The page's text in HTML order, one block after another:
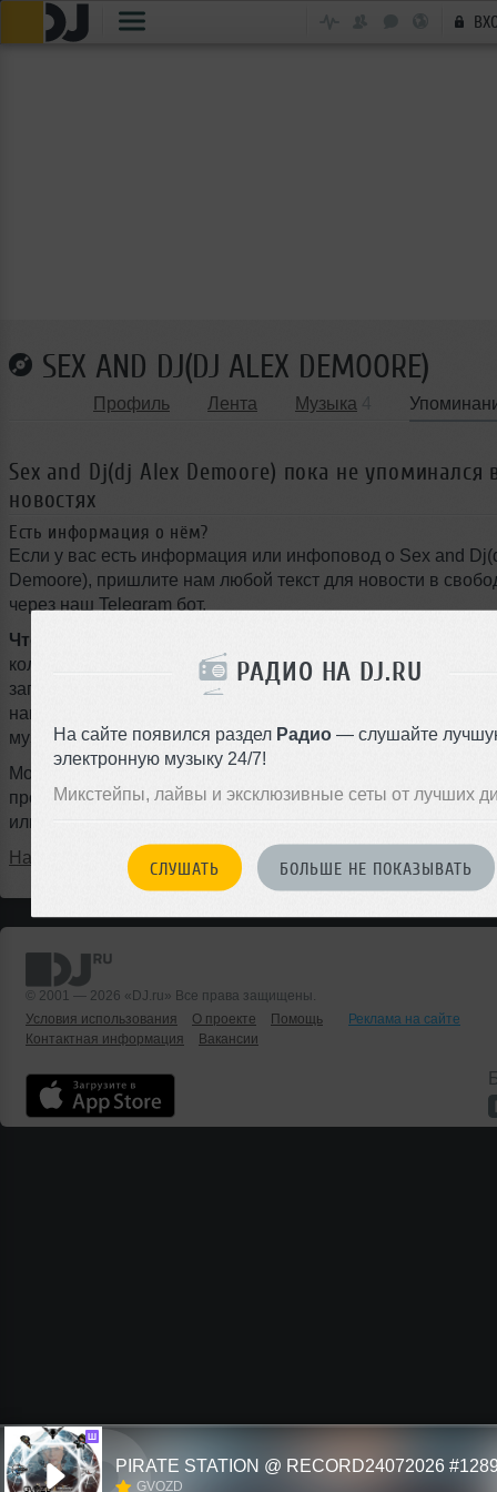
РАДИО НА DJ.RU
На сайте появился раздел Радио — слушайте
электронную музыку 24/7!
Микстейпы, лайвы и эксклюзивные сеты от лучших
СЛУШАТЬ БОЛЬШЕ НЕ ПОКАЗЫВАТЬ
SEX AND DJ(DJ ALEX DEMOORE)
Профиль Лента Музыка
Sex and Dj(dj Alex Demoore) пока не упоминался
новостях
Есть информация о нём?
Если у вас есть информация или инфоповод о Sex and
Demoore), пришлите нам любой текст для новости в
через наш Telegram бот.
Что может быть интересно:
коллаборации, туры, фестивали, подписание контрактов
запуск собственного лейбла, ремиксы, радиошоу, мастер-
награды, смена стиля или любые другие события из мира
музыки.
Можно писать на любом языке, даже с ошибками — наш
профессионально оформит материал и опубликует
или на следующий день.
Написать в @DjruBot
© 2001 — 2026 «DJ.ru» Все права защищены.
Условия использования
О проекте Помощь
Реклама на сайте
Контактная информация
Вакансии
Ш
PIRATE STATION @ RECORD24072026
GVOZD